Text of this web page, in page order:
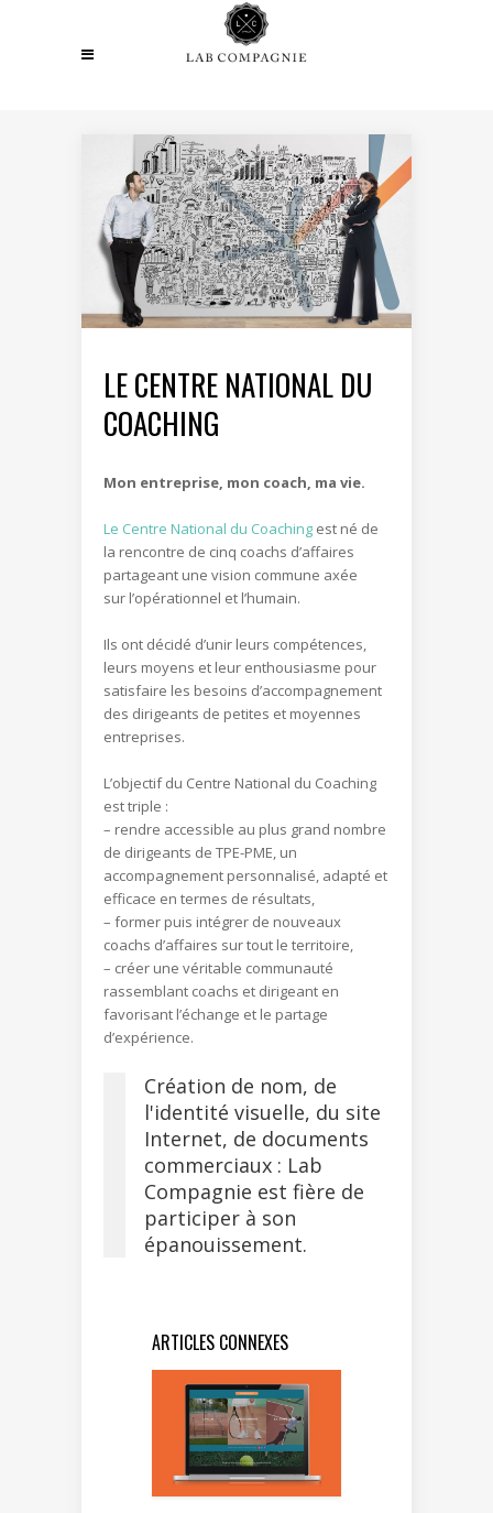
LE CENTRE NATIONAL DU
COACHING
Mon entreprise, mon coach, ma vie.
Le Centre National du Coaching est né de
la rencontre de cinq coachs d’affaires
partageant une vision commune axée
sur l’opérationnel et l’humain.
Ils ont décidé d’unir leurs compétences,
leurs moyens et leur enthousiasme pour
satisfaire les besoins d’accompagnement
des dirigeants de petites et moyennes
entreprises.
L’objectif du Centre National du Coaching
est triple :
– rendre accessible au plus grand nombre
de dirigeants de TPE-PME, un
accompagnement personnalisé, adapté et
efficace en termes de résultats,
– former puis intégrer de nouveaux
coachs d’affaires sur tout le territoire,
– créer une véritable communauté
rassemblant coachs et dirigeant en
favorisant l’échange et le partage
d’expérience.
Création de nom, de
l'identité visuelle, du site
Internet, de documents
commerciaux : Lab
Compagnie est fière de
participer à son
épanouissement.
ARTICLES CONNEXES